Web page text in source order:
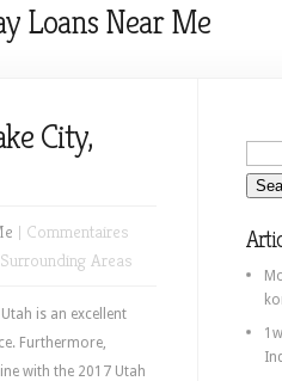
Loans Near Me
City,
| Commentaires
Areas
is an excellent
Furthermore,
with the 2017 Utah